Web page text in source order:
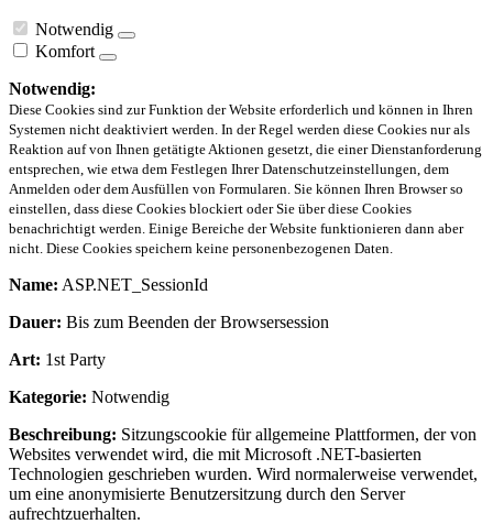
Notwendig
Komfort
Notwendig:
Diese Cookies sind zur Funktion der Website erforderlich und können in Ihren
Systemen nicht deaktiviert werden. In der Regel werden diese Cookies nur als
Reaktion auf von Ihnen getätigte Aktionen gesetzt, die einer Dienstanforderung
entsprechen, wie etwa dem Festlegen Ihrer Datenschutzeinstellungen, dem
Anmelden oder dem Ausfüllen von Formularen. Sie können Ihren Browser so
einstellen, dass diese Cookies blockiert oder Sie über diese Cookies
benachrichtigt werden. Einige Bereiche der Website funktionieren dann aber
nicht. Diese Cookies speichern keine personenbezogenen Daten.
Name: ASP.NET_SessionId
Dauer: Bis zum Beenden der Browsersession
Art: 1st Party
Kategorie: Notwendig
Beschreibung: Sitzungscookie für allgemeine Plattformen, der von
Websites verwendet wird, die mit Microsoft .NET-basierten
Technologien geschrieben wurden. Wird normalerweise verwendet,
um eine anonymisierte Benutzersitzung durch den Server
aufrechtzuerhalten.